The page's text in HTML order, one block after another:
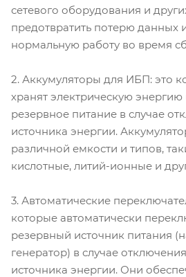
сетевого оборудования и
предотвратить потерю данных
нормальную работу во время
2. Аккумуляторы для ИБП: это
хранят электрическую
резервное питание в случае
источника энергии.
различной емкости и типов,
кислотные, литий-ионные и
3. Автоматические
которые автоматически
резервный источник питания
генератор) в случае
источника энергии. Они